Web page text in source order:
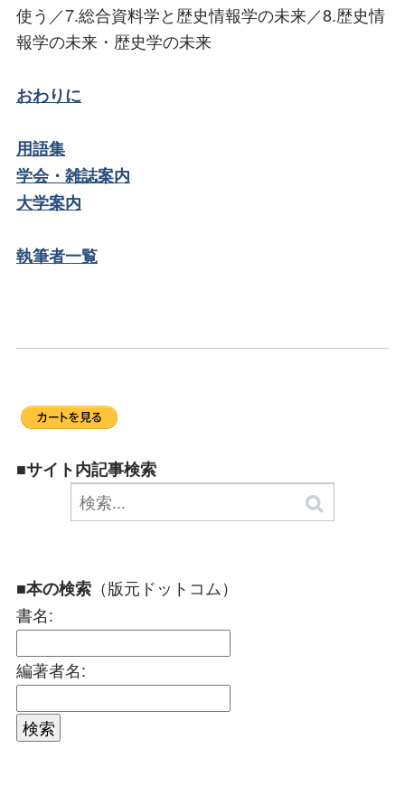
使う／7.総合資料学と歴史情報学の未来／8.歴史情
報学の未来・歴史学の未来
おわりに
用語集
学会・雑誌案内
大学案内
執筆者一覧
■サイト内記事検索
■本の検索 （版元ドットコム）
書名:
編著者名: